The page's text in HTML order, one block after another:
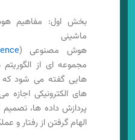
بخش اول: مفاهیم
ماشینی
هوش مصنوعی (
مجموعه ای از
هایی گفته می شود که
های الکترونیکی
پردازش داده ها، تصمیم
الهام گرفتن از رفتار و